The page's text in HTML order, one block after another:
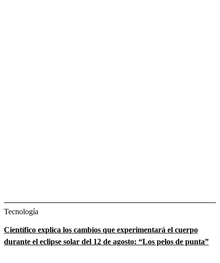
Tecnología
Científico explica los cambios que experimentará el cuerpo
durante el eclipse solar del 12 de agosto: “Los pelos de punta”